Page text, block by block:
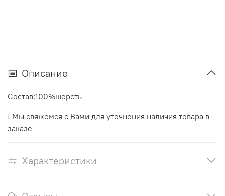
Описание
Состав:100%шерсть
! Мы свяжемся с Вами для уточнения наличия товара в
заказе
Характеристики